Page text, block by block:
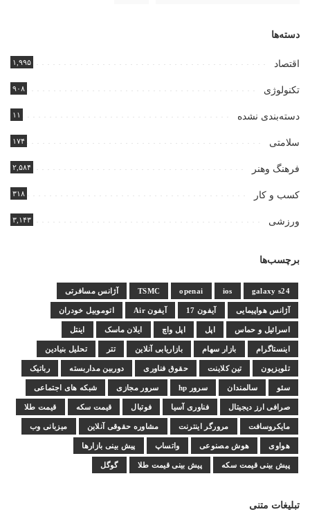
دسته‌ها
اقتصاد ۱,۹۹۵
تکنولوژی ۹۰۸
دسته‌بندی نشده ۱۱
سلامتی ۱۷۴
فرهنگ وهنر ۲,۵۸۴
کسب و کار ۳۱۸
ورزشی ۳,۱۴۳
برچسب‌ها
galaxy s24
ios
openai
TSMC آژانس مسافرتی
آژانس هواپیمایی آیفون 17 آیفون Air اتوموبیل خودران
اسرائیل و حماس اپل اپل واچ ایلان ماسک اینتل
اینستاگرام بازار سهام بازاریابی آنلاین تتر تحلیل بنیادین
تلویزیون تین کلاینت حقوق فناوری دوربین مداربسته رباتیک
سئو سالمندان سرور hp سرور مجازی شبکه های اجتماعی
صرافی ارز دیجیتال فناوری آسیا فوتبال قیمت سکه قیمت طلا
مایکروسافت مرورگر اینترنت مشاوره حقوقی آنلاین میزبانی وب
هواوی هوش مصنوعی واتساپ پیش بینی بازارها
پیش بینی قیمت سکه پیش بینی قیمت طلا گوگل
تبلیغات متنی